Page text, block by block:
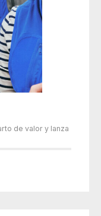
de valor y lanza